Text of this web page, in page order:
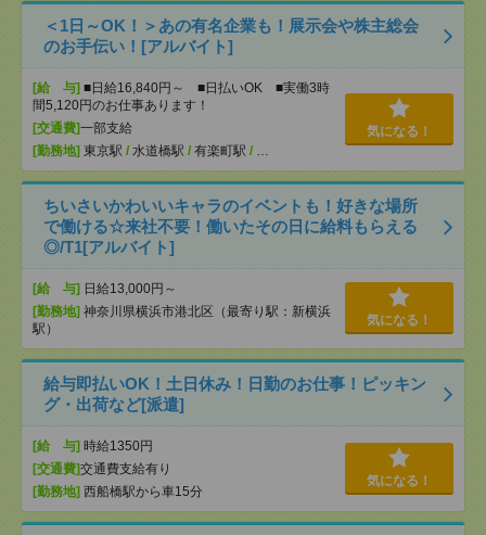
＜1日～OK！＞あの有名企業も！展示会や株主総会
のお手伝い！[アルバイト]
[給 与] ■日給16,840円～ ■日払いOK ■実働3時
間5,120円のお仕事あります！
[交通費]一部支給
[勤務地] 東京駅 / 水道橋駅 / 有楽町駅 / …
気になる！
ちいさいかわいいキャラのイベントも！好きな場所
で働ける☆来社不要！働いたその日に給料もらえる
◎/T1[アルバイト]
[給 与] 日給13,000円～
[勤務地] 神奈川県横浜市港北区（最寄り駅：新横浜
駅）
気になる！
給与即払いOK！土日休み！日勤のお仕事！ピッキン
グ・出荷など[派遣]
[給 与] 時給1350円
[交通費]交通費支給有り
[勤務地] 西船橋駅から車15分
気になる！